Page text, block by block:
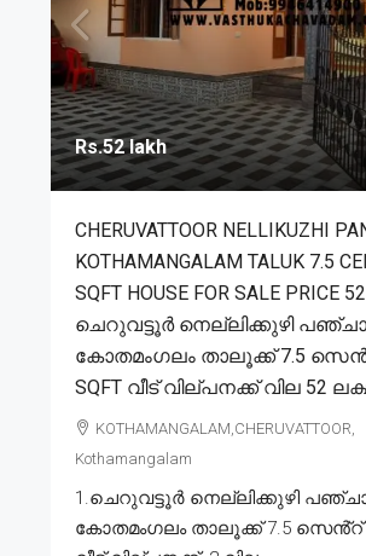
Rs.52 lakh
CHERUVATTOOR NELLIKUZHI
KOTHAMANGALAM TALUK 7.5
SQFT HOUSE FOR SALE PRICE
ചെറുവട്ടൂർ നെല്ലിക്കുഴി
കോതമംഗലം താലൂക്ക് 7.5
SQFT വീട് വില്പനക്ക് വില 52
KOTHAMANGALAM,CHERUVATTOOR,
Kothamangalam
1.ചെറുവട്ടൂർ നെല്ലിക്കുഴി
കോതമംഗലം താലൂക്ക് 7.5 സെൻ്റ്